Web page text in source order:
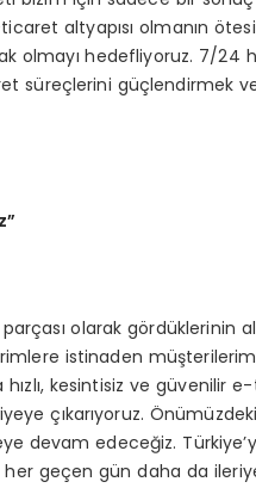
altyapısı olmanın
olmayı hedefliyoruz. 7/
süreçlerini güçlendirmek
z”
olarak gördüklerinin
istinaden
hızlı, kesintisiz ve güvenilir
çıkarıyoruz.
devam edeceğiz.
geçen gün daha da